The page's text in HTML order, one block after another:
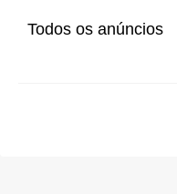
Todos os anúncios